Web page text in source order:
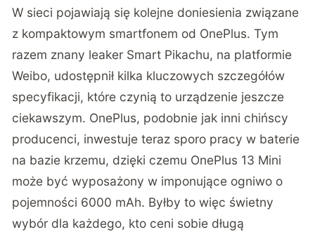
W sieci pojawiają się kolejne doniesienia związane
z kompaktowym smartfonem od OnePlus. Tym
razem znany leaker Smart Pikachu, na platformie
Weibo, udostępnił kilka kluczowych szczegółów
specyfikacji, które czynią to urządzenie jeszcze
ciekawszym. OnePlus, podobnie jak inni chińscy
producenci, inwestuje teraz sporo pracy w baterie
na bazie krzemu, dzięki czemu OnePlus 13 Mini
może być wyposażony w imponujące ogniwo o
pojemności 6000 mAh. Byłby to więc świetny
wybór dla każdego, kto ceni sobie długą